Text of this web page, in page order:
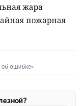
жара
пожарная
ошибке»